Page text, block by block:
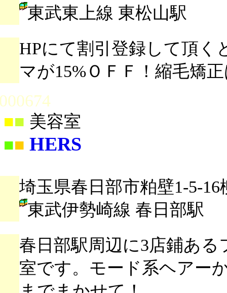
東武東上線 東松山駅
HPにて割引登録して頂く
マが15%ＯＦＦ！縮毛矯
■ 美容室
■■ HERS
埼玉県春日部市粕壁1-5-16
東武伊勢崎線 春日部駅
春日部駅周辺に3店鋪あ
室です。モード系ヘアー